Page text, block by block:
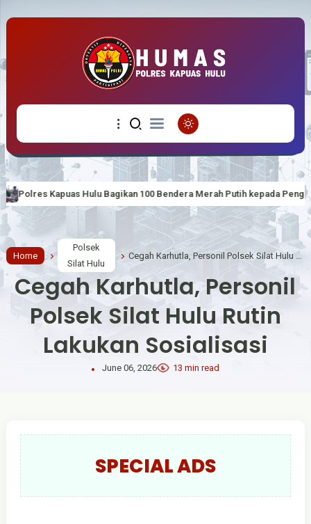
100 Bendera Merah Putih kepada Pengguna Jalan, Wujudkan
Home
Polsek
Silat Hulu
Cegah Karhutla, Personil
Polsek Silat Hulu Rutin
Lakukan Sosialisasi
June 06, 2026 13 min read
SPECIAL ADS